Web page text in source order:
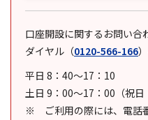
口座開設に関するお問い合
ダイヤル （0120-566-166）
平日 8：40～17：10
土日 9：00～17：00（祝日
ご利用の際には、電話